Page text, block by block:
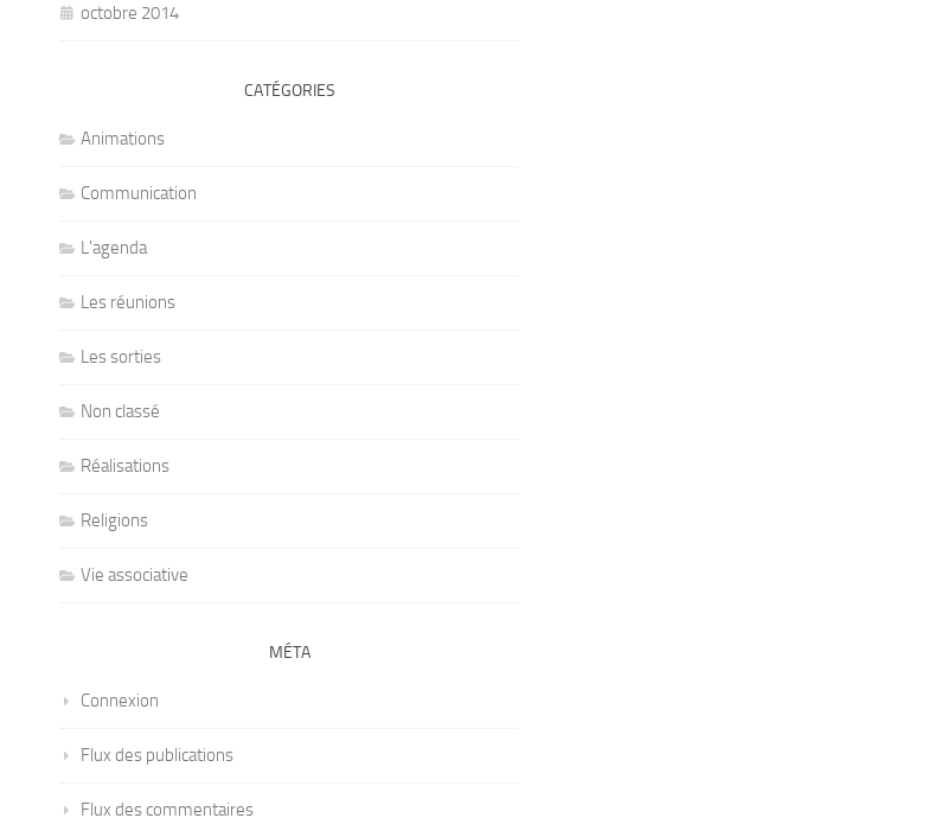
octobre 2014
CATÉGORIES
Animations
Communication
L'agenda
Les réunions
Les sorties
Non classé
Réalisations
Religions
Vie associative
MÉTA
Connexion
Flux des publications
Flux des commentaires